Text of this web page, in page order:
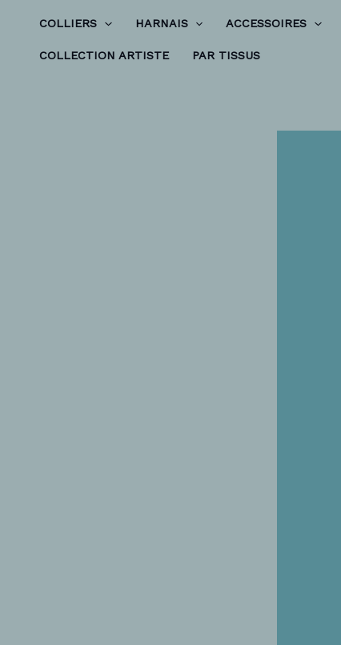
contenu
COLLIERS HARNAIS ACCESSOIRES
COLLECTION ARTISTE PAR TISSUS